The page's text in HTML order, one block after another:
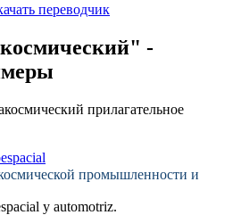
-
прилагательное
промышленности и
y automotriz.